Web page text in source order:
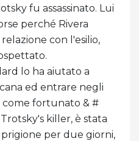
fu assassinato. Lui
perché Rivera
con l'esilio,
lo ha aiutato a
ed entrare negli
come fortunato & #
killer, è stata
per due giorni,